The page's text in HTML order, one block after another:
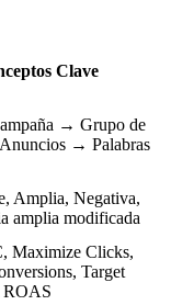
Clave
→ Grupo de
→ Palabras
Amplia, Negativa,
amplia modificada
Maximize Clicks,
Target
ROAS